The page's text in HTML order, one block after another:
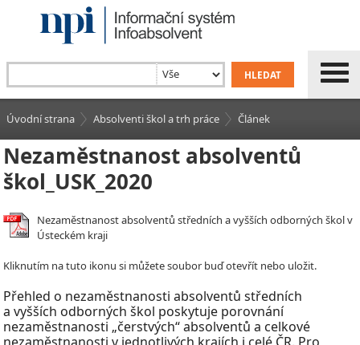
Úvodní strana Absolventi škol a trh práce Článek
Nezaměstnanost absolventů
škol_USK_2020
Nezaměstnanost absolventů středních a vyšších odborných škol v
Ústeckém kraji
Kliknutím na tuto ikonu si můžete soubor buď otevřít nebo uložit.
Přehled o nezaměstnanosti absolventů středních
a vyšších odborných škol poskytuje porovnání
nezaměstnanosti „čerstvých“ absolventů a celkové